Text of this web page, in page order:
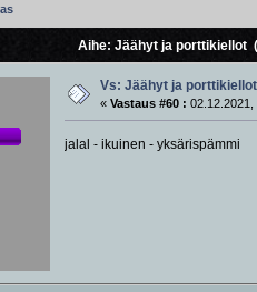
Aihe: Jäähyt ja porttikiellot
Vs: Jäähyt ja porttikiellot
« Vastaus #60 : 02.12.2021,
jalal - ikuinen - yksärispämmi